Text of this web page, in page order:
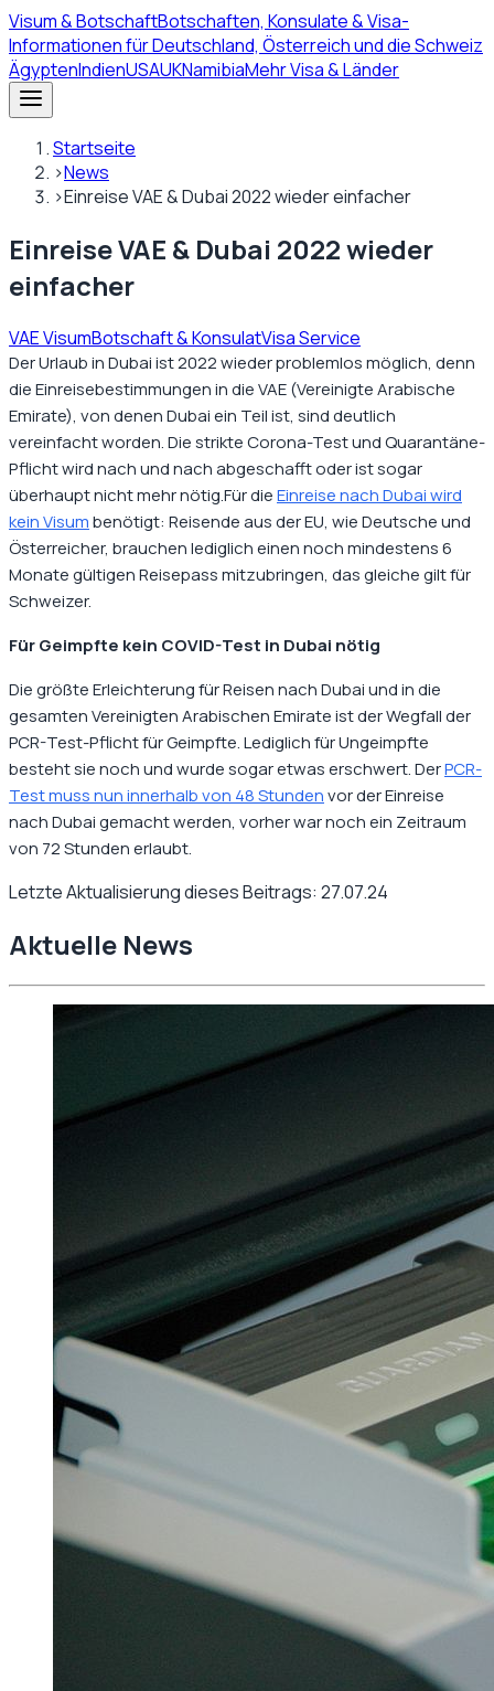
Visum& BotschaftBotschaften, Konsulate & Visa-
Informationen für Deutschland, Österreich und die Schweiz
ÄgyptenIndienUSAUKNamibiaMehr Visa & Länder
Startseite
›News
›Einreise VAE & Dubai 2022 wieder einfacher
Einreise VAE & Dubai 2022 wieder
einfacher
VAE VisumBotschaft & KonsulatVisa Service
Der Urlaub in Dubai ist 2022 wieder problemlos möglich, denn
die Einreisebestimmungen in die VAE (Vereinigte Arabische
Emirate), von denen Dubai ein Teil ist, sind deutlich
vereinfacht worden. Die strikte Corona-Test und Quarantäne-
Pflicht wird nach und nach abgeschafft oder ist sogar
überhaupt nicht mehr nötig.Für dieEinreise nach Dubai wird
kein Visumbenötigt: Reisende aus der EU, wie Deutsche und
Österreicher, brauchen lediglich einen noch mindestens 6
Monate gültigen Reisepass mitzubringen, das gleiche gilt für
Schweizer.
Für Geimpfte kein COVID-Test in Dubai nötig
Die größte Erleichterung für Reisen nach Dubai und in die
gesamten Vereinigten Arabischen Emirate ist der Wegfall der
PCR-Test-Pflicht für Geimpfte. Lediglich für Ungeimpfte
besteht sie noch und wurde sogar etwas erschwert. DerPCR-
Test muss nun innerhalb von 48 Stundenvor der Einreise
nach Dubai gemacht werden, vorher war noch ein Zeitraum
von 72 Stunden erlaubt.
Letzte Aktualisierung dieses Beitrags: 27.07.24
Aktuelle News